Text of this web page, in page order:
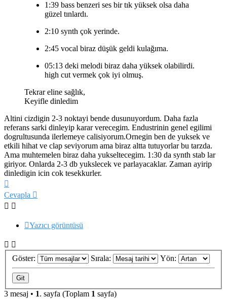
1:39 bass benzeri ses bir tık yüksek olsa daha
güzel tınlardı.
2:10 synth çok yerinde.
2:45 vocal biraz düşük geldi kulağıma.
05:13 deki melodi biraz daha yüksek olabilirdi.
high cut vermek çok iyi olmuş.
Tekrar eline sağlık,
Keyifle dinledim
Altini cizdigin 2-3 noktayi bende dusunuyordum. Daha fazla
referans sarki dinleyip karar verecegim. Endustrinin genel egilimi
dogrultusunda ilerlemeye calisiyorum.Ornegin ben de yuksek ve
etkili hihat ve clap seviyorum ama biraz altta tutuyorlar bu tarzda.
Ama muhtemelen biraz daha yukseltecegim. 1:30 da synth stab lar
giriyor. Onlarda 2-3 db yukslecek ve parlayacaklar. Zaman ayirip
dinledigin icin cok tesekkurler.
dön
Cevapla
Yazıcı görüntüsü
Göster: Sırala: Yön:
3 mesaj • 1. sayfa (Toplam 1 sayfa)